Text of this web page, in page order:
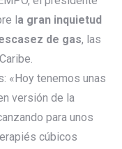
la gran inquietud
de gas, las
«Hoy tenemos unas
versión de la
para unos
cúbicos